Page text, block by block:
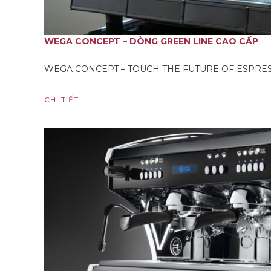
WEGA CONCEPT – DÒNG GREEN LINE CAO CẤP
WEGA CONCEPT – TOUCH THE FUTURE OF
CHI TIẾT..